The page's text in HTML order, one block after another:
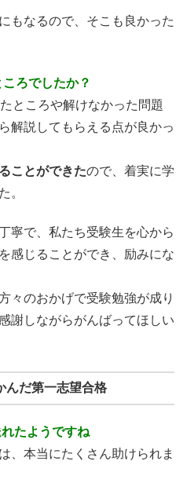
もなるので、そこも良かった
ろでしたか？
ところや解けなかった問題
解説してもらえる点が良かっ
ことができたので、着実に学
。
寧で、私たち受験生を心から
感じることができ、励みにな
々のおかげで受験勉強が成り
謝しながらがんばってほしい
んだ第一志望合格
たようですね
、本当にたくさん助けられま